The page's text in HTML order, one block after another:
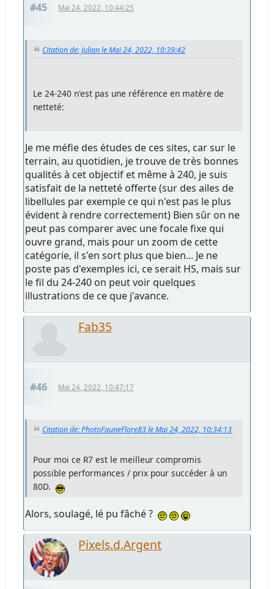
#45 Mai 24, 2022, 10:44:25
Citation de: Julian le Mai 24, 2022, 10:39:42
Le 24-240 n'est pas une référence en matère de
netteté:
Je me méfie des études de ces sites, car sur le
terrain, au quotidien, je trouve de très bonnes
qualités à cet objectif et même à 240, je suis
satisfait de la netteté offerte (sur des ailes de
libellules par exemple ce qui n'est pas le plus
évident à rendre correctement) Bien sûr on ne
peut pas comparer avec une focale fixe qui
ouvre grand, mais pour un zoom de cette
catégorie, il s'en sort plus que bien... Je ne
poste pas d'exemples ici, ce serait HS, mais sur
le fil du 24-240 on peut voir quelques
illustrations de ce que j'avance.
Fab35
#46 Mai 24, 2022, 10:47:17
Citation de: PhotoFauneFlore83 le Mai 24, 2022, 10:34:13
Pour moi ce R7 est le meilleur compromis
possible performances / prix pour succéder à un
80D.
Alors, soulagé, lé pu fâché ?
Pixels.d.Argent